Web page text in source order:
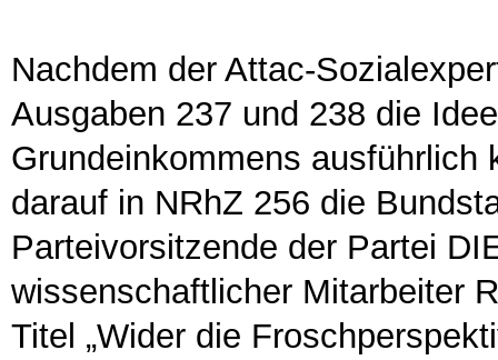
Nachdem der Attac-
Ausgaben 237 und 238 die
Grundeinkommens ausführlich
darauf in NRhZ 256 die
Parteivorsitzende der Partei
wissenschaftlicher Mitarbeiter
Titel „Wider die